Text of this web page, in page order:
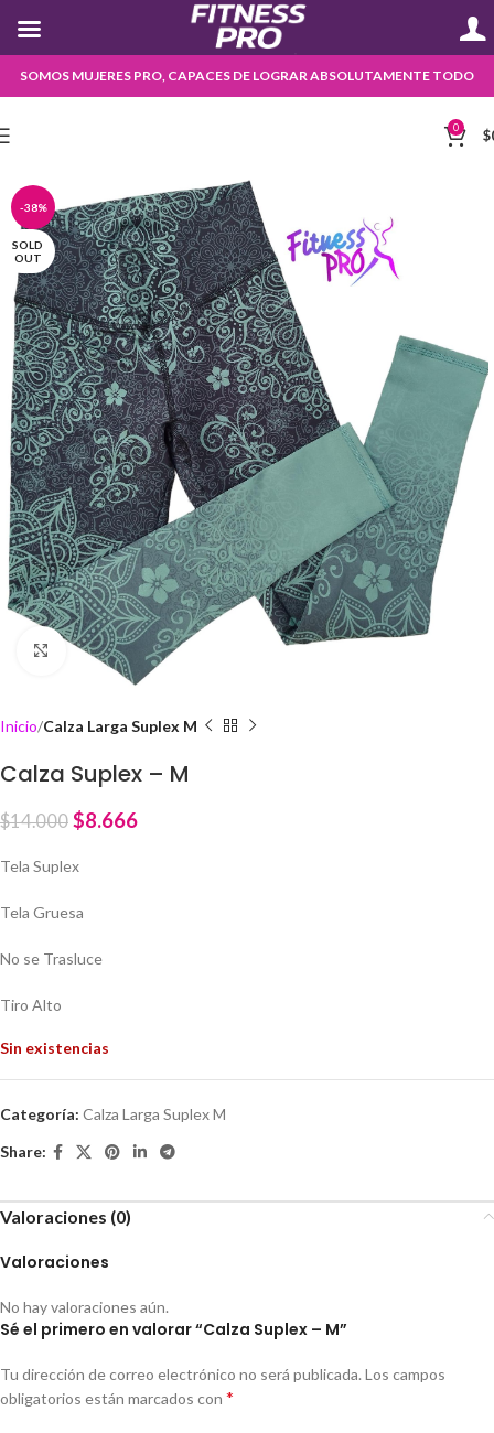
SOMOS MUJERES PRO, CAPACES DE LOGRAR ABSOLUTAMENTE TODO
0 $
-38%
SOLD
OUT
Click to enlarge
Inicio Calza Larga Suplex M
Calza Suplex – M
$14.000 $8.666
Tela Suplex
Tela Gruesa
No se Trasluce
Tiro Alto
Sin existencias
Categoría: Calza Larga Suplex M
Share:
Valoraciones (0)
Valoraciones
No hay valoraciones aún.
Sé el primero en valorar “Calza Suplex – M”
Tu dirección de correo electrónico no será publicada. Los campos
obligatorios están marcados con *